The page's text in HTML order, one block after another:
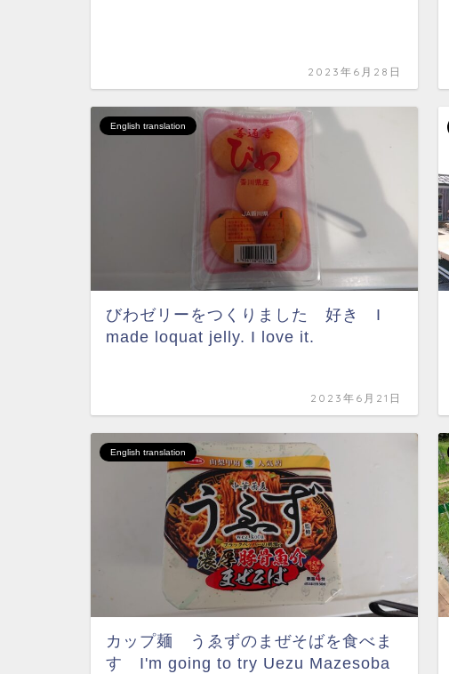
2023年6月28日
English translation
びわゼリーをつくりました 好き I
made loquat jelly. I love it.
2023年6月21日
English translation
カップ麺 うゑずのまぜそばを食べま
す I'm going to try Uezu Mazesoba